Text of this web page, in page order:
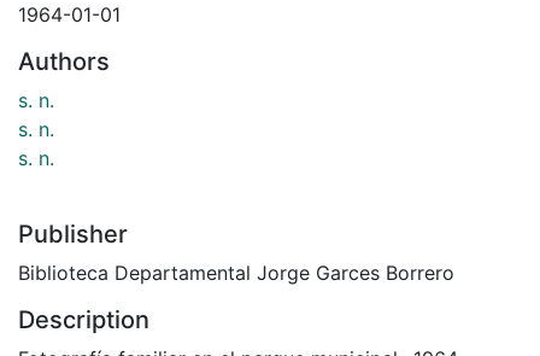
1964-01-01
Authors
s. n.
s. n.
s. n.
Publisher
Biblioteca Departamental Jorge Garces Borrero
Description